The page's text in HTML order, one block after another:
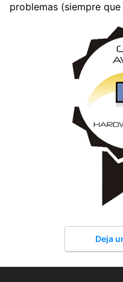
problemas (siempre
Deja